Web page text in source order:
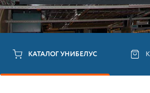
КАТАЛОГ УНИБЕЛУС